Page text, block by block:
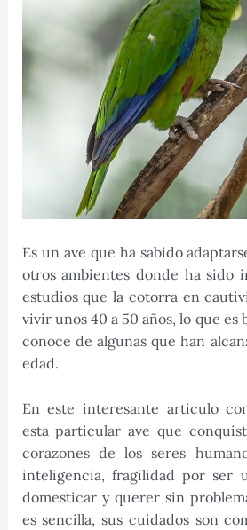
Es un ave que ha sabido
otros ambientes donde ha sido
estudios que la cotorra en
vivir unos 40 a 50 años, lo que es
conoce de algunas que han
edad.
En este interesante articulo
esta particular ave que
corazones de los seres
inteligencia, fragilidad por ser
domesticar y querer sin
es sencilla, sus cuidados son